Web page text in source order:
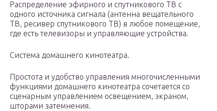
Распределение эфирного и спутникового ТВ с
одного источника сигнала (антенна вещательного
ТВ, ресивер спутникового ТВ) в любое помещение,
где есть телевизоры и управляющие устройства.
Система домашнего кинотеатра.
Простота и удобство управления многочисленными
функциями домашнего кинотеатра сочетается со
сценарным управлением освещением, экраном,
шторами затемнения.